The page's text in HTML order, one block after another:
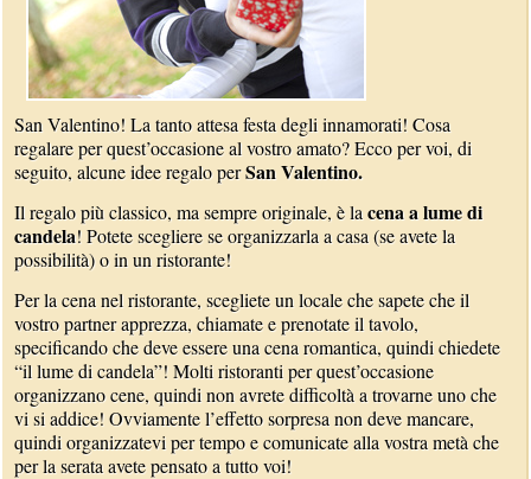
San Valentino! La tanto attesa festa degli innamorati! Cosa
regalare per quest’occasione al vostro amato? Ecco per voi, di
seguito, alcune idee regalo perSan Valentino.
Il regalo più classico, ma sempre originale, è lacena a lume di
candela! Potete scegliere se organizzarla a casa (se avete la
possibilità) o in un ristorante!
Per la cena nel ristorante, scegliete un locale che sapete che il
vostro partner apprezza, chiamate e prenotate il tavolo,
specificando che deve essere una cena romantica, quindi chiedete
“il lume di candela”! Molti ristoranti per quest’occasione
organizzano cene, quindi non avrete difficoltà a trovarne uno che
vi si addice! Ovviamente l’effetto sorpresa non deve mancare,
quindi organizzatevi per tempo e comunicate alla vostra metà che
per la serata avete pensato a tutto voi!